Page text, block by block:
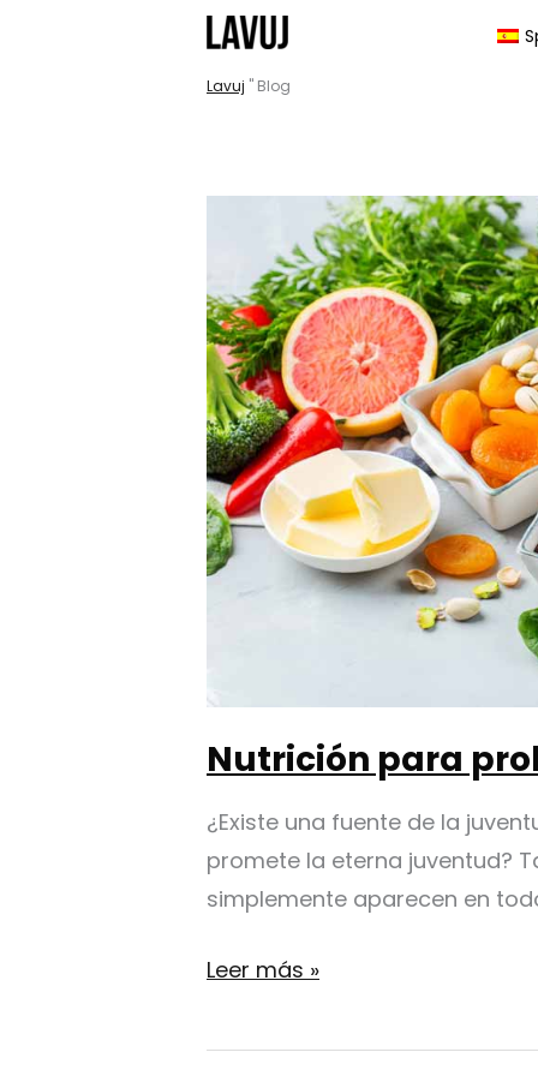
Lavuj " Blog
Nutrición para
¿Existe una fuente de la
promete la eterna juventud?
simplemente aparecen en
Nutrición
prolongar
Leer más »